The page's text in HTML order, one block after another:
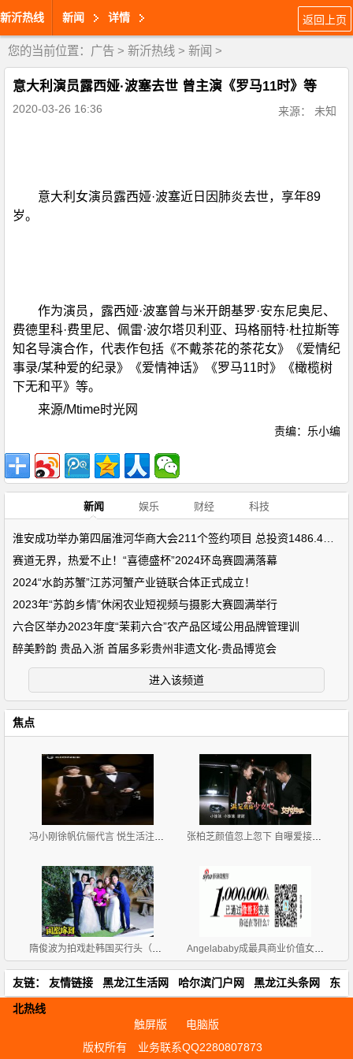
新沂热线 新闻 详情 返回上页
您的当前位置： 广告 > 新沂热线 > 新闻 >
意大利演员露西娅·波塞去世 曾主演《罗马11时》等
2020-03-26 16:36 来源： 未知
意大利女演员露西娅·波塞近日因肺炎去世，享年89
岁。
作为演员，露西娅·波塞曾与米开朗基罗·安东尼奥尼、
费德里科·费里尼、佩雷·波尔塔贝利亚、玛格丽特·杜拉斯等
知名导演合作，代表作包括《不戴茶花的茶花女》《爱情纪
事录/某种爱的纪录》《爱情神话》《罗马11时》《橄榄树
下无和平》等。
来源/Mtime时光网
责编：乐小编
新闻 娱乐 财经 科技
赛道无界，热爱不止！“喜德盛杯”2024环岛赛圆满落幕
2024“水韵苏蟹”江苏河蟹产业链联合体正式成立！
2023年“苏韵乡情”休闲农业短视频与摄影大赛圆满举行
六合区举办2023年度“茉莉六合”农产品区域公用品牌管理训
醉美黔韵 贵品入浙 首届多彩贵州非遗文化-贵品博览会
进入该频道
焦点
冯小刚徐帆伉俪代言 悦生活注入新内涵 张柏芝颜值忽上忽下 自曝爱接吻时搂腰
隋俊波为拍戏赴韩国买行头（图） Angelababy成最具商业价值女明星 胡歌第二无杨幂
友链： 友情链接 黑龙江生活网 哈尔滨门户网 黑龙江头条网 东
北热线
触屏版
电脑版
版权所有
业务联系QQ2280807873